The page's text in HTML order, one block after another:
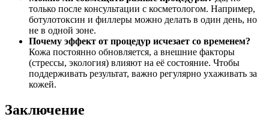
только после консультации с косметологом. Например,
ботулотоксин и филлеры можно делать в один день, но
не в одной зоне.
Почему эффект от процедур исчезает со временем?
Кожа постоянно обновляется, а внешние факторы
(стрессы, экология) влияют на её состояние. Чтобы
поддерживать результат, важно регулярно ухаживать за
кожей.
Заключение